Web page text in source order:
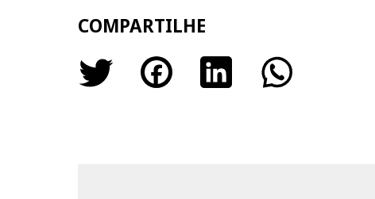
COMPARTILHE